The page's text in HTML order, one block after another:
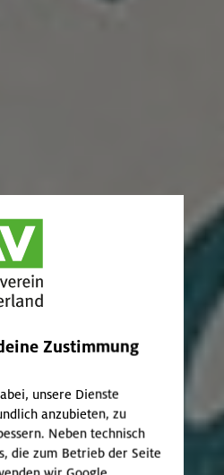
Zustimmung
unsere Dienste
anzubieten, zu
Neben technisch
die zum Betrieb der Seite